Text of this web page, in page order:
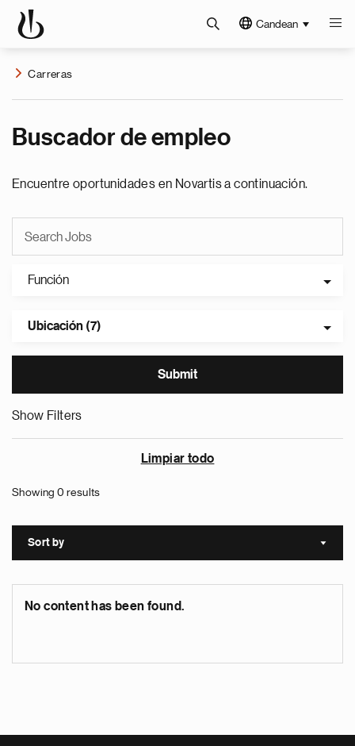
Candean
Carreras
Buscador de empleo
Encuentre oportunidades en Novartis a continuación.
Función
Ubicación (7)
Show Filters
Limpiar todo
Showing 0 results
Sort by Sort
No content has been found.